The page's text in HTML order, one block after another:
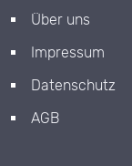
Über uns
Impressum
Datenschutz
AGB